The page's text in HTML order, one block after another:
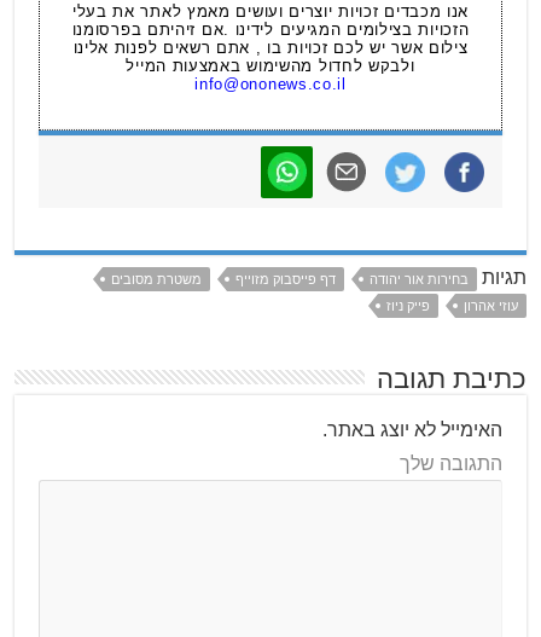
אנו מכבדים זכויות יוצרים ועושים מאמץ לאתר את בעלי
הזכויות בצילומים המגיעים לידינו .אם זיהיתם בפרסומנו
צילום אשר יש לכם זכויות בו , אתם רשאים לפנות אלינו
ולבקש לחדול מהשימוש באמצעות המייל
info@ononews.co.il
תגיות בחירות אור יהודה דף פייסבוק מזוייף
משטרת מסובים
עוזי אהרון
פייק ניוז
כתיבת תגובה
האימייל לא יוצג באתר.
התגובה שלך